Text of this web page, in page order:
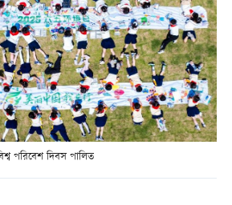
পরিবেশ দিবস পালিত